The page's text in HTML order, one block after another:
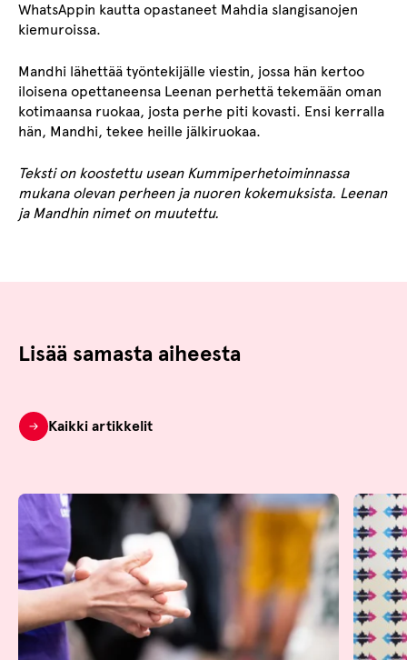
WhatsAppin kautta opastaneet Mahdia slangisanojen
kiemuroissa.
Mandhi lähettää työntekijälle viestin, jossa hän kertoo
iloisena opettaneensa Leenan perhettä tekemään oman
kotimaansa ruokaa, josta perhe piti kovasti. Ensi kerralla
hän, Mandhi, tekee heille jälkiruokaa.
Teksti on koostettu usean Kummiperhetoiminnassa
mukana olevan perheen ja nuoren kokemuksista. Leenan
ja Mandhin nimet on muutettu.
Lisää samasta aiheesta
Kaikki artikkelit